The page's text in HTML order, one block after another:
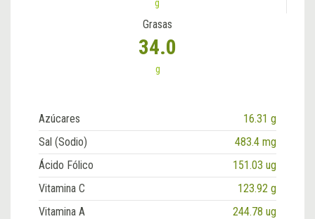
g
Grasas
34.0
g
Azúcares
16.31 g
Sal (Sodio)
483.4 mg
Ácido Fólico
151.03 ug
Vitamina C
123.92 g
Vitamina A
244.78 ug